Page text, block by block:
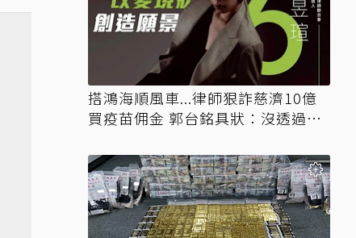
搭鴻海順風車...律師狠詐慈濟10億
買疫苗佣金 郭台銘具狀：沒透過仲